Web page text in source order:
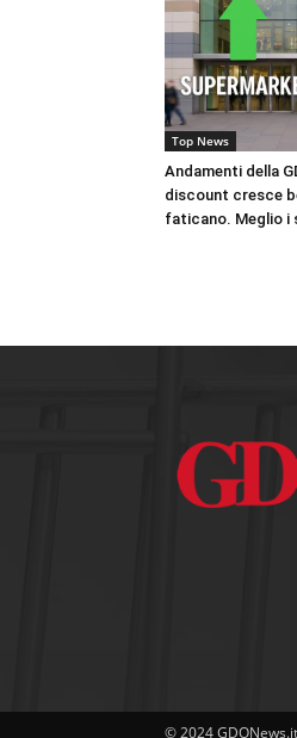
Top News
Andamenti della
discount cresce
faticano. Meglio i
© 2024